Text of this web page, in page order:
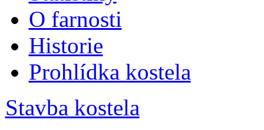
O farnosti
Historie
Prohlídka kostela
Stavba kostela